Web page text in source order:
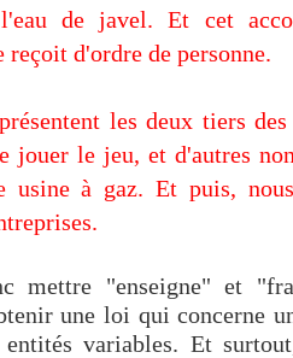
de javel. Et cet
reçoit d'ordre de personne.
les deux tiers
jouer le jeu, et d'autres
usine à gaz. Et puis,
mettre "enseigne" et
une loi qui concerne
variables. Et